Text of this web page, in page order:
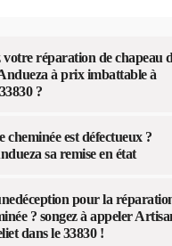
votre réparation de chapeau
à prix imbattable à
?
cheminée est défectueux ?
sa remise en état
pour la
? songez à appeler
dans le 33830 !